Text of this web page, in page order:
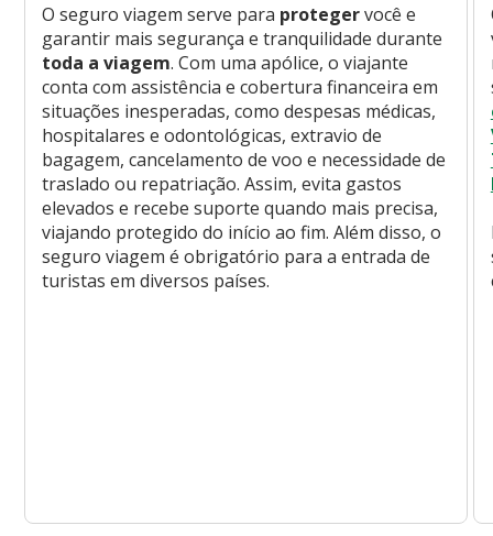
O seguro viagem serve para protegervocê e
garantir mais segurança e tranquilidade durante
toda a viagem. Com uma apólice, o viajante
conta com assistência e cobertura financeira em
situações inesperadas, como despesas médicas,
hospitalares e odontológicas, extravio de
bagagem, cancelamento de voo e necessidade de
traslado ou repatriação. Assim, evita gastos
elevados e recebe suporte quando mais precisa,
viajando protegido do início ao fim. Além disso, o
seguro viagem é obrigatório para a entrada de
turistas em diversos países.